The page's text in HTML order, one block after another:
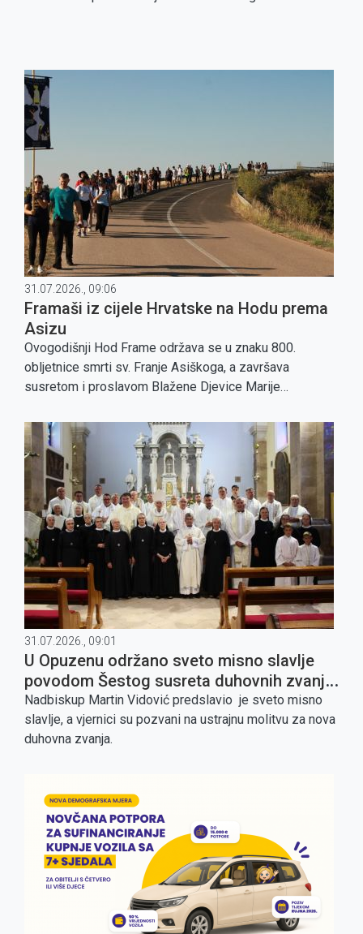
31.07.2026., 09:06
Framaši iz cijele Hrvatske na Hodu prema
Asizu
Ovogodišnji Hod Frame održava se u znaku 800.
obljetnice smrti sv. Franje Asiškoga, a završava
susretom i proslavom Blažene Djevice Marije
31.07.2026., 09:01
U Opuzenu održano sveto misno slavlje
povodom Šestog susreta duhovnih zvanja
doline Neretve
Nadbiskup Martin Vidović predslavio je sveto misno
slavlje, a vjernici su pozvani na ustrajnu molitvu za nova
duhovna zvanja.